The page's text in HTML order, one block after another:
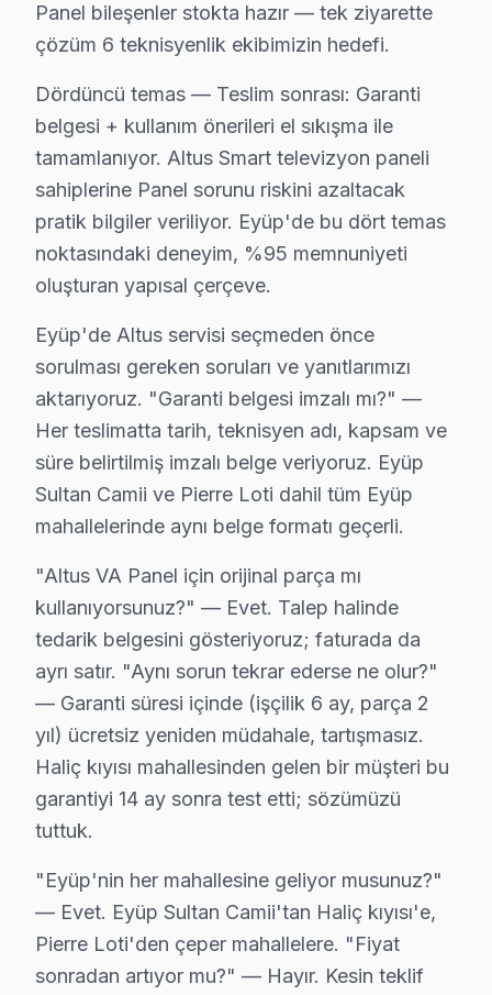
Yılların deneyimiyle biliyoruz ki,, Eyüp Sultan Camii,
Altus VA Panel teknolojisinin Eyüp koşullarındaki
Güç yönetimi devresi ikinci kritik noktayı oluşturuyor.
Altus LED panel mimarisinde ise piksel matris sürücü
Eyüp'de Altus ekran tamiri için gerçekçi maliyet
Bu rakamlar Eyüp'deki son 81 vakadan elde edilen
Fiyatlandırma prensibimiz üç sütuna dayanıyor:
Eyüp'deki iklim koşulları ile Altus televizyon ünitesi
Sıcaklık-arıza ilişkisinde ise iki kritik eşik var. 28°C
Eyüp'de bu iklim-arıza korelasyonu stok
Eyüp'deki Altus hizmet deneyimimizi beş temel
Dördüncü gösterge: Maliyet tutarlılığı. Güç kartı
Eyüp Sultan Camii ve Pierre Loti odaklı coğrafi
Eyüp'deki Altus müşteri yolculuğunu dört kritik temas
İkinci temas — İlk iletişim: Telefon veya mesaj yoluyla
Üçüncü temas — Saha müdahalesi: Eyüp Sultan
Dördüncü temas — Teslim sonrası: Garanti belgesi +
Eyüp'de bu marka servisi seçmeden önce sorulması
"Altus VA Panel için orijinal parça mı
"Eyüp'nin her mahallesine geliyor musunuz?" — Evet.
Eyüp servis lojistiği, ilçenin Avrupa Yakası'ndaki
İkinci katman — Orta kuşak: Pierre Loti ve
Eyüp Bölgesi ve Altus TV Desteği
İstanbul Avrupa Yakası içinde yer alan Eyüp,
Panel bileşenler stokta hazır — tek ziyarette
çözüm 6 teknisyenlik ekibimizin hedefi.
Dördüncü temas — Teslim sonrası: Garanti
belgesi + kullanım önerileri el sıkışma ile
tamamlanıyor. Altus Smart televizyon paneli
sahiplerine Panel sorunu riskini azaltacak
pratik bilgiler veriliyor. Eyüp'de bu dört temas
noktasındaki deneyim, %95 memnuniyeti
oluşturan yapısal çerçeve.
Eyüp'de Altus servisi seçmeden önce
sorulması gereken soruları ve yanıtlarımızı
aktarıyoruz. "Garanti belgesi imzalı mı?" —
Her teslimatta tarih, teknisyen adı, kapsam ve
süre belirtilmiş imzalı belge veriyoruz. Eyüp
Sultan Camii ve Pierre Loti dahil tüm Eyüp
mahallelerinde aynı belge formatı geçerli.
"Altus VA Panel için orijinal parça mı
kullanıyorsunuz?" — Evet. Talep halinde
tedarik belgesini gösteriyoruz; faturada da
ayrı satır. "Aynı sorun tekrar ederse ne olur?"
— Garanti süresi içinde (işçilik 6 ay, parça 2
yıl) ücretsiz yeniden müdahale, tartışmasız.
Haliç kıyısı mahallesinden gelen bir müşteri bu
garantiyi 14 ay sonra test etti; sözümüzü
tuttuk.
"Eyüp'nin her mahallesine geliyor musunuz?"
— Evet. Eyüp Sultan Camii'tan Haliç kıyısı'e,
Pierre Loti'den çeper mahallelere. "Fiyat
sonradan artıyor mu?" — Hayır. Kesin teklif